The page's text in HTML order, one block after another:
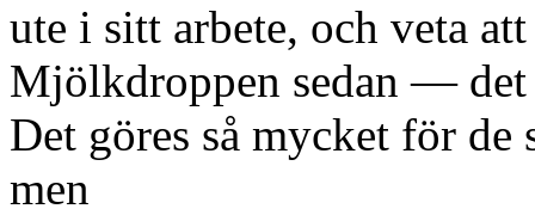
ute i sitt arbete, och veta
Mjölkdroppen sedan —
Det göres så mycket för
men